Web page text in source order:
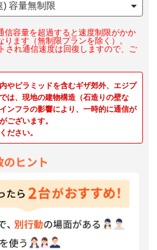
容量無制限
信容量を超過すると速度制限がかか
ります（無制限プランを除く）。
され通信速度は回復しますので、ご
やピラミッドを含むギザ郊外、エジプ
は、現地の建物構造（石造りの壁な
ンフラの影響により、一時的に通信が
ございます。
ださい。